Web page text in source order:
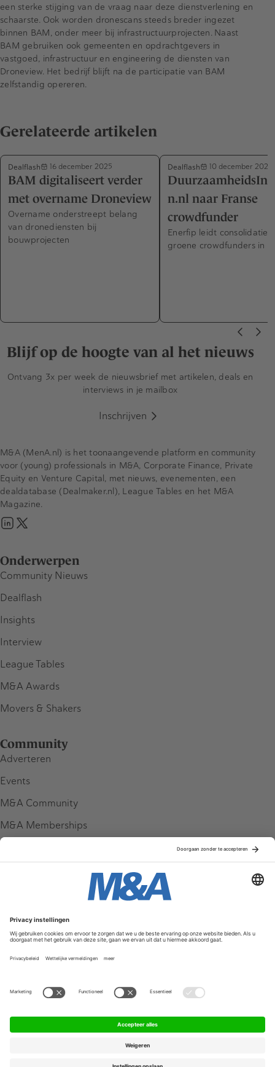
een sterke stijging van de vraag naar deze dienstverlening en
schaarste. Ook worden dronescans steeds breder ingezet
binnen BAM, onder meer bij infrastructuurprojecten. Naast
BAM gebruiken ook gemeenten en opdrachtgevers in
vastgoed, infrastructuur en engineering de diensten van
Droneview. Het bedrijf blijft na de participatie van BAM
zelfstandig opereren.
Gerelateerde artikelen
Dealflash 16 december 2025
BAM digitaliseert verder
met overname Droneview
Overname onderstreept belang
van dronediensten bij
bouwprojecten
Dealflash 10 december 2025
n.nl naar Franse
crowdfunder
Enerfip leidt
groene crowdfunders in
Blijf op de hoogte van al het nieuws
Ontvang 3x per week de nieuwsbrief met artikelen, deals en
interviews in je mailbox
Inschrijven
Onderwerpen
Community Nieuws
Dealflash
Insights
Interview
League Tables
M&A Awards
Movers & Shakers
Community
Adverteren
Events
M&A Community
M&A Memberships
Service & Contact
Contact
FAQ
Werken bij ons
Algemene Voorwaarden
M&A (MenA.nl) is het toonaangevende platform en community
voor (young) professionals in M&A, Corporate Finance, Private
Equity en Venture Capital, met nieuws, evenementen, een
dealdatabase (Dealmaker.nl), League Tables en het M&A
Magazine.